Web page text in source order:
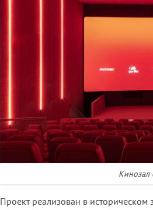
Кинозал
Проект реализован в